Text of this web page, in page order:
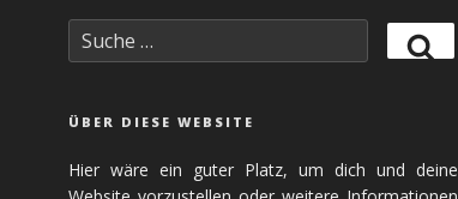
Suche
nach:
ÜBER DIESE WEBSITE
Hier wäre ein guter Platz, um dich und deine